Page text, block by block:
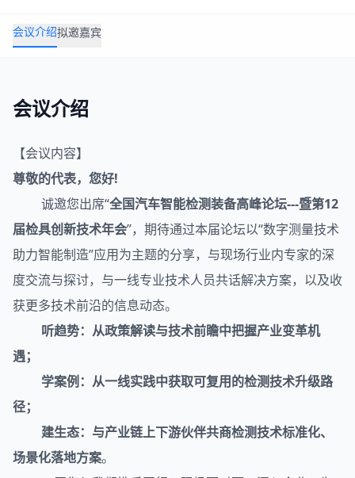
会议介绍拟邀嘉宾
会议介绍
【会议内容】
尊敬的代表，您好!
诚邀您出席“全国汽车智能检测装备高峰论坛---暨第12
届检具创新技术年会”，期待通过本届论坛以“数字测量技术
助力智能制造”应用为主题的分享，与现场行业内专家的深
度交流与探讨，与一线专业技术人员共话解决方案，以及收
获更多技术前沿的信息动态。
听趋势：从政策解读与技术前瞻中把握产业变革机
遇；
学案例：从一线实践中获取可复用的检测技术升级路
径；
建生态：与产业链上下游伙伴共商检测技术标准化、
场景化落地方案。